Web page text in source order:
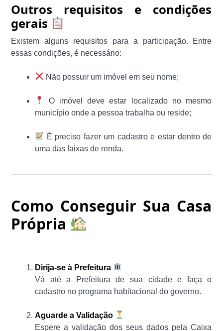
Outros requisitos e condições
gerais
Existem alguns requisitos para a participação. Entre
essas condições, é necessário:
Não possuir um imóvel em seu nome;
O imóvel deve estar localizado no mesmo
município onde a pessoa trabalha ou reside;
É preciso fazer um cadastro e estar dentro de
uma das faixas de renda.
Como Conseguir Sua Casa
Própria
Dirija-se à Prefeitura
Vá até a Prefeitura de sua cidade e faça o
cadastro no programa habitacional do governo.
Aguarde a Validação
Espere a validação dos seus dados pela Caixa